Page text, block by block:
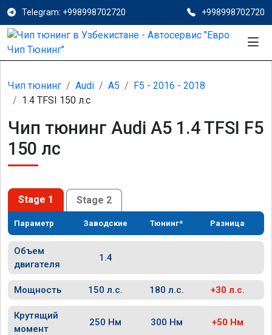
Telegram: +998998702720 +998998702720
Чип тюнинг Audi A5
F5 - 2016 - 2018
1.4 TFSI 150 л.с
Чип тюнинг Audi A5 1.4 TFSI F5
150 лс
Stage 1 Stage 2
Параметр Заводские Тюнинг* Разница
Объем
двигателя
1.4
Мощность 150 л.с. 180 л.с. +30 л.с.
Крутящий
момент
250 Нм 300 Нм +50 Нм